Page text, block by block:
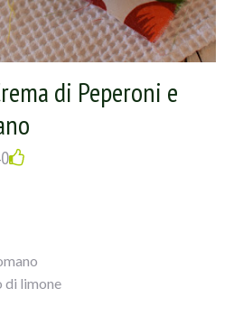
di Peperoni e
di limone